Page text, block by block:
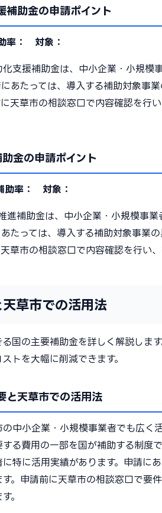
補助金の申請ポイント
率： 対象：
支援補助金は、中小企業・小規模
あたっては、導入する補助対象事
天草市の相談窓口で内容確認を行
金の申請ポイント
助率： 対象：
進補助金は、中小企業・小規模事
たっては、導入する補助対象事業
草市の相談窓口で内容確認を行い
草市での活用法
国の主要補助金を詳しく解説しま
トを大幅に削減できます。
と天草市での活用法
中小企業・小規模事業者でも広く
る費用の一部を国が補助する制度
特に活用実績があります。申請に
。申請前に天草市の相談窓口で要
。